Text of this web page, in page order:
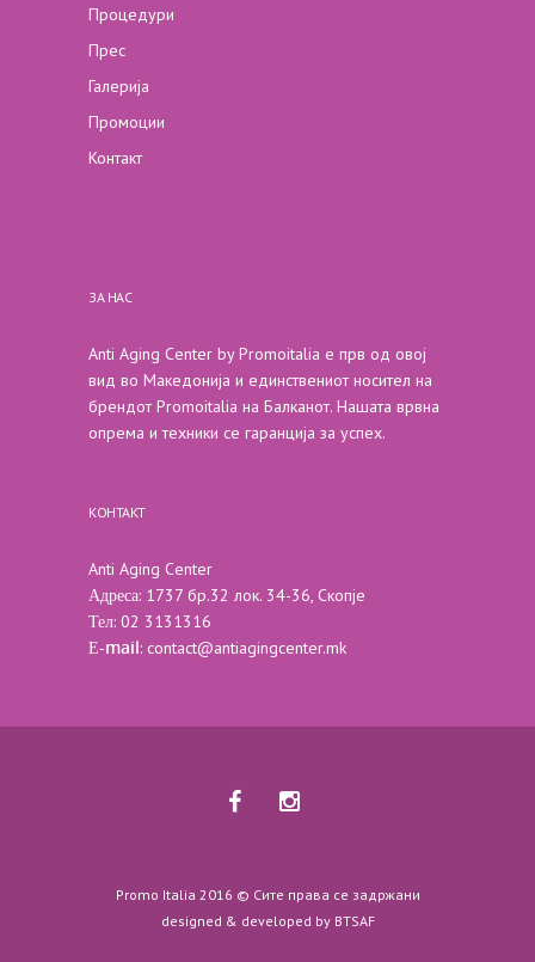
Процедури
Прес
Галерија
Промоции
Контакт
ЗА НАС
Anti Aging Center by Promoitalia е прв од овој
вид во Македонија и единствениот носител на
брендот Promoitalia на Балканот. Нашата врвна
опрема и техники се гаранција за успех.
КОНТАКТ
Anti Aging Center
Адреса: 1737 бр.32 лок. 34-36, Скопје
Тел: 02 3131316
Е-mail: contact@antiagingcenter.mk
Promo Italia 2016 © Сите права се задржани
designed & developed by BTSAF